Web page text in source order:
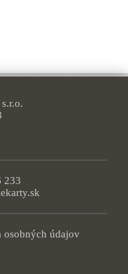
233
osobných údajov